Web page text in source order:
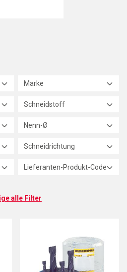
Marke
Schneidstoff
Nenn-Ø
Schneidrichtung
Lieferanten-Produkt-Code
alle Filter